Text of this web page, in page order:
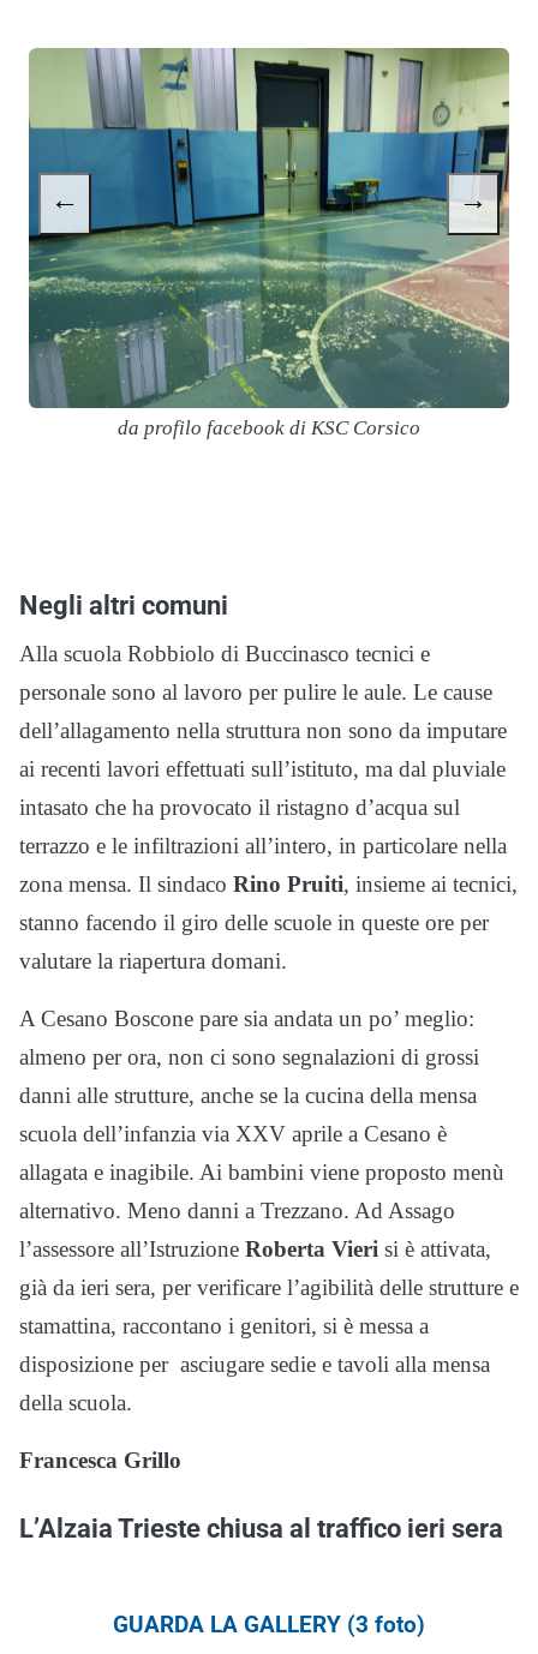
da profilo facebook di KSC Corsico
← →
Negli altri comuni
Alla scuola Robbiolo di Buccinasco tecnici e
personale sono al lavoro per pulire le aule. Le cause
dell’allagamento nella struttura non sono da imputare
ai recenti lavori effettuati sull’istituto, ma dal pluviale
intasato che ha provocato il ristagno d’acqua sul
terrazzo e le infiltrazioni all’intero, in particolare nella
zona mensa. Il sindaco Rino Pruiti, insieme ai tecnici,
stanno facendo il giro delle scuole in queste ore per
valutare la riapertura domani.
A Cesano Boscone pare sia andata un po’ meglio:
almeno per ora, non ci sono segnalazioni di grossi
danni alle strutture, anche se la cucina della mensa
scuola dell’infanzia via XXV aprile a Cesano è
allagata e inagibile. Ai bambini viene proposto menù
alternativo. Meno danni a Trezzano. Ad Assago
l’assessore all’Istruzione Roberta Vieri si è attivata,
già da ieri sera, per verificare l’agibilità delle strutture e
stamattina, raccontano i genitori, si è messa a
disposizione per asciugare sedie e tavoli alla mensa
della scuola.
Francesca Grillo
L’Alzaia Trieste chiusa al traffico ieri sera
GUARDA LA GALLERY (3 foto)